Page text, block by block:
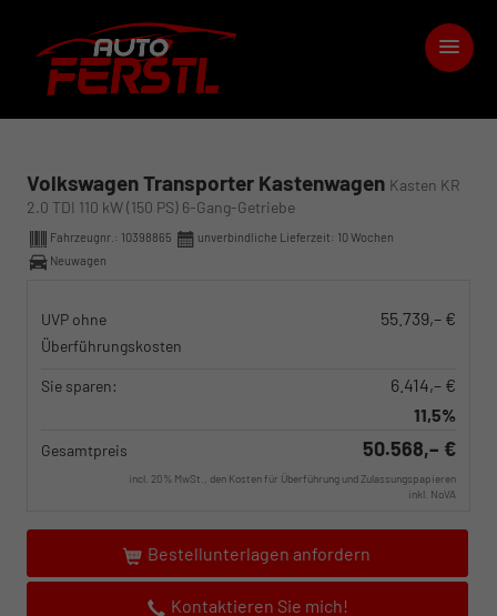
Volkswagen Transporter Kastenwagen Kasten KR
2.0 TDI 110 kW (150 PS) 6-Gang-Getriebe
Fahrzeugnr.: 10398865 unverbindliche Lieferzeit: 10 Wochen
Neuwagen
UVP ohne
Überführungskosten
55.739,– €
Sie sparen:
6.414,– €
11,5%
Gesamtpreis 50.568,– €
incl. 20% MwSt., den Kosten für Überführung und Zulassungspapieren
inkl. NoVA
Bestellunterlagen anfordern
Kontaktieren Sie mich!